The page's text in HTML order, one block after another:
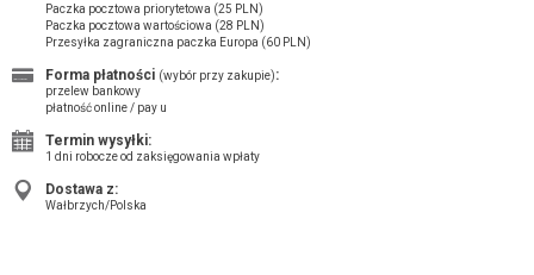
Paczka pocztowa priorytetowa (25 PLN)
Paczka pocztowa wartościowa (28 PLN)
Przesyłka zagraniczna paczka Europa (60 PLN)
Forma płatności (wybór przy zakupie):
przelew bankowy
płatność online / pay u
Termin wysyłki:
1 dni robocze od zaksięgowania wpłaty
Dostawa z:
Wałbrzych/Polska